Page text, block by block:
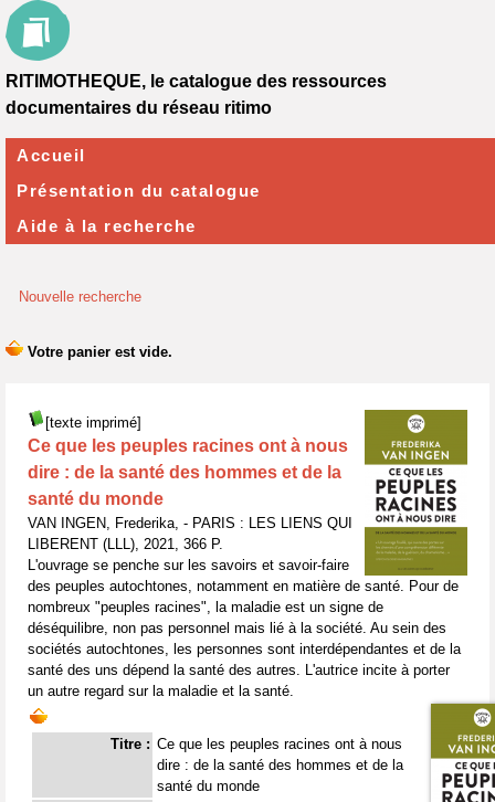
Nouvelle recherche
[texte imprimé]
Ce que les peuples racines ont à nous
dire : de la santé des hommes et de la
santé du monde
VAN INGEN, Frederika, - PARIS : LES LIENS QUI
LIBERENT (LLL), 2021, 366 P.
L'ouvrage se penche sur les savoirs et savoir-faire
des peuples autochtones, notamment en matière de santé. Pour de
nombreux "peuples racines", la maladie est un signe de
déséquilibre, non pas personnel mais lié à la société. Au sein des
sociétés autochtones, les personnes sont interdépendantes et de la
santé des uns dépend la santé des autres. L'autrice incite à porter
un autre regard sur la maladie et la santé.
Titre : Ce que les peuples racines ont à nous
dire : de la santé des hommes et de la
santé du monde
RITIMOTHEQUE, le catalogue des ressources
documentaires du réseau ritimo
Accueil
Présentation du catalogue
Aide à la recherche